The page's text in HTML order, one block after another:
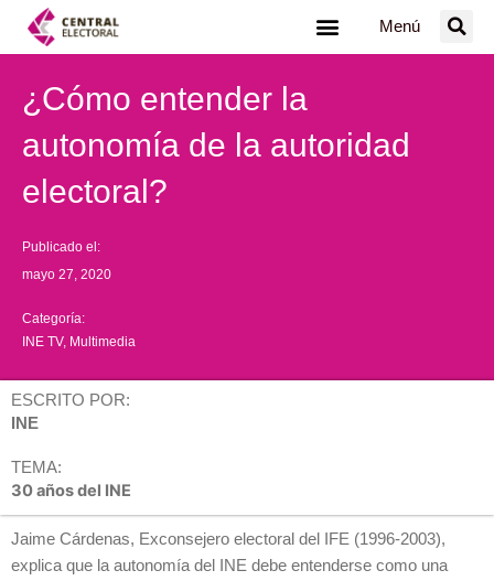
Menú
¿Cómo entender la
autonomía de la autoridad
electoral?
Publicado el:
mayo 27, 2020
Categoría:
INE TV, Multimedia
ESCRITO POR:
INE
TEMA:
30 años del INE
Jaime Cárdenas, Exconsejero electoral del IFE (1996-2003),
explica que la autonomía del INE debe entenderse como una